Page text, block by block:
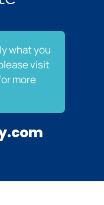
what you
visit
more